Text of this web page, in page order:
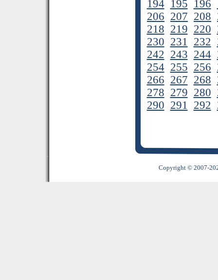
194 195 196
206 207 208
218 219 220
230 231 232
242 243 244
254 255 256
266 267 268
278 279 280
290 291 292
Copyright © 2007-